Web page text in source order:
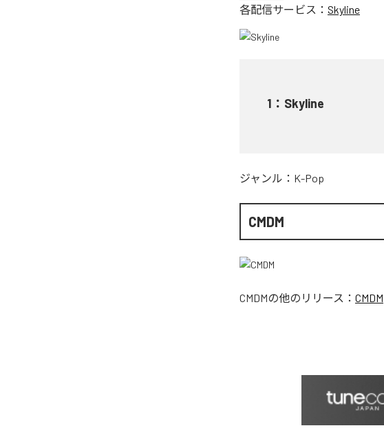
各配信サービス： Skyline
1 ： Skyline
ジャンル： K-Pop
CMDM
CMDMの他のリリース： CMDM